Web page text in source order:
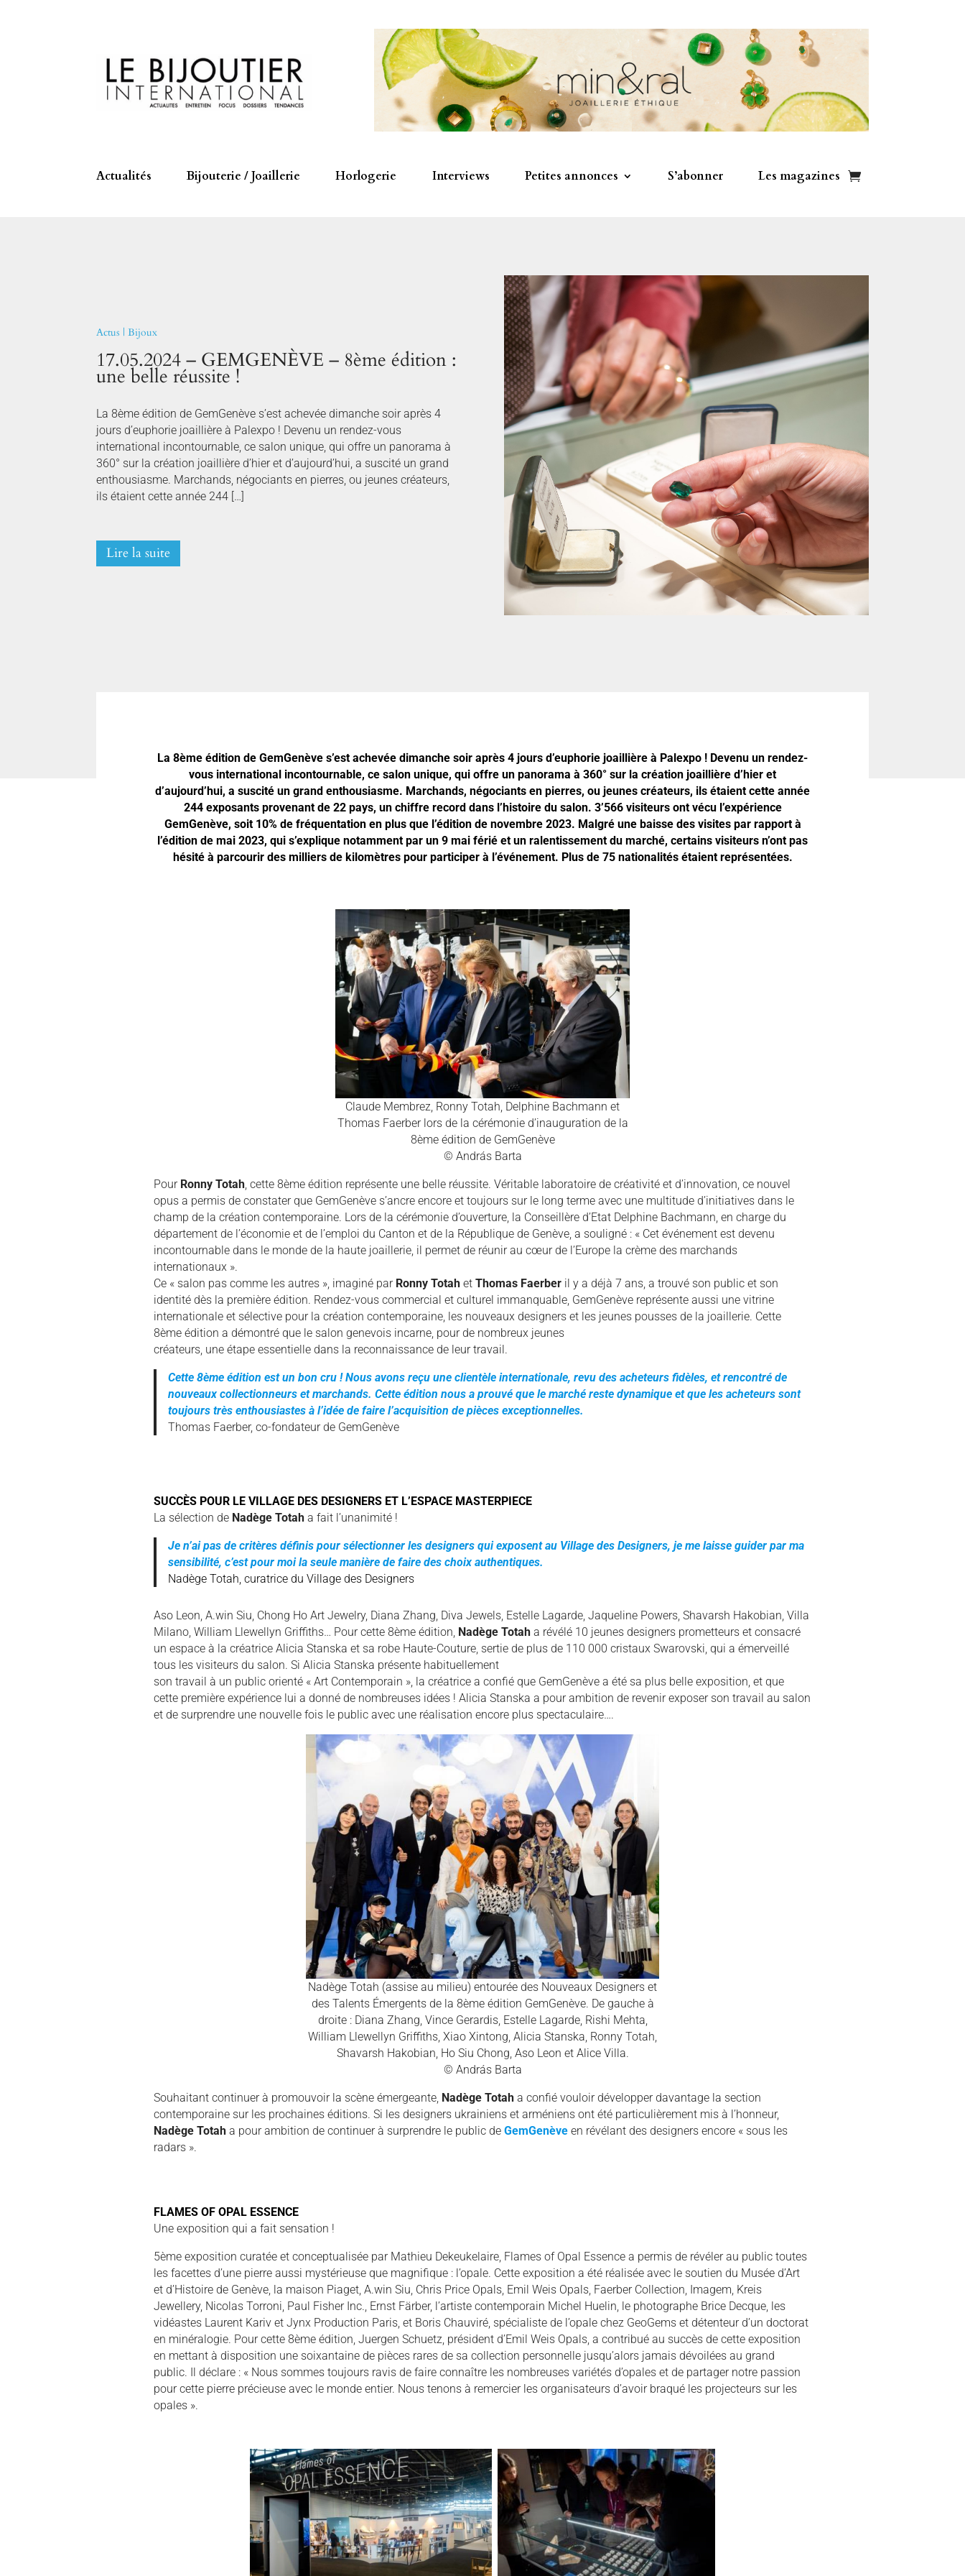
Actualités Bijouterie / Joaillerie Horlogerie Interviews Petites annonces S’abonner Les magazines
Actus |Bijoux
17.05.2024 – GEMGENÈVE – 8ème édition :
une belle réussite !
La 8ème édition de GemGenève s’est achevée dimanche soir après 4
jours d’euphorie joaillière à Palexpo ! Devenu un rendez-vous
international incontournable, ce salon unique, qui offre un panorama à
360° sur la création joaillière d’hier et d’aujourd’hui, a suscité un grand
enthousiasme. Marchands, négociants en pierres, ou jeunes créateurs,
ils étaient cette année 244 […]
Lire la suite
La 8ème édition de GemGenève s’est achevée dimanche soir après 4 jours d’euphorie joaillière à Palexpo ! Devenu un rendez-
vous international incontournable, ce salon unique, qui offre un panorama à 360° sur la création joaillière d’hier et
d’aujourd’hui, a suscité un grand enthousiasme. Marchands, négociants en pierres, ou jeunes créateurs, ils étaient cette année
244 exposants provenant de 22 pays, un chiffre record dans l’histoire du salon. 3’566 visiteurs ont vécu l’expérience
GemGenève, soit 10% de fréquentation en plus que l’édition de novembre 2023. Malgré une baisse des visites par rapport à
l’édition de mai 2023, qui s’explique notamment par un 9 mai férié et un ralentissement du marché, certains visiteurs n’ont pas
hésité à parcourir des milliers de kilomètres pour participer à l’événement. Plus de 75 nationalités étaient représentées.
Claude Membrez, Ronny Totah, Delphine Bachmann et
Thomas Faerber lors de la cérémonie d’inauguration de la
8ème édition de GemGenève
© András Barta
Pour Ronny Totah, cette 8ème édition représente une belle réussite. Véritable laboratoire de créativité et d’innovation, ce nouvel
opus a permis de constater que GemGenève s’ancre encore et toujours sur le long terme avec une multitude d’initiatives dans le
champ de la création contemporaine. Lors de la cérémonie d’ouverture, la Conseillère d’Etat Delphine Bachmann, en charge du
département de l’économie et de l’emploi du Canton et de la République de Genève, a souligné : « Cet événement est devenu
incontournable dans le monde de la haute joaillerie, il permet de réunir au cœur de l’Europe la crème des marchands
internationaux ».
Ce « salon pas comme les autres », imaginé par Ronny Totah etThomas Faerber il y a déjà 7 ans, a trouvé son public et son
identité dès la première édition. Rendez-vous commercial et culturel immanquable, GemGenève représente aussi une vitrine
internationale et sélective pour la création contemporaine, les nouveaux designers et les jeunes pousses de la joaillerie. Cette
8ème édition a démontré que le salon genevois incarne, pour de nombreux jeunes
créateurs, une étape essentielle dans la reconnaissance de leur travail.
Cette 8ème édition est un bon cru ! Nous avons reçu une clientèle internationale, revu des acheteurs fidèles, et rencontré de
nouveaux collectionneurs et marchands. Cette édition nous a prouvé que le marché reste dynamique et que les acheteurs sont
toujours très enthousiastes à l’idée de faire l’acquisition de pièces exceptionnelles.
Thomas Faerber, co-fondateur de GemGenève
SUCCÈS POUR LE VILLAGE DES DESIGNERS ET L’ESPACE MASTERPIECE
La sélection de Nadège Totah a fait l’unanimité !
Je n’ai pas de critères définis pour sélectionner les designers qui exposent au Village des Designers, je me laisse guider par ma
sensibilité, c’est pour moi la seule manière de faire des choix authentiques.
Nadège Totah, curatrice du Village des Designers
Aso Leon, A.win Siu, Chong Ho Art Jewelry, Diana Zhang, Diva Jewels, Estelle Lagarde, Jaqueline Powers, Shavarsh Hakobian, Villa
Milano, William Llewellyn Griffiths… Pour cette 8ème édition, Nadège Totah a révélé 10 jeunes designers prometteurs et consacré
un espace à la créatrice Alicia Stanska et sa robe Haute-Couture, sertie de plus de 110 000 cristaux Swarovski, qui a émerveillé
tous les visiteurs du salon. Si Alicia Stanska présente habituellement
son travail à un public orienté « Art Contemporain », la créatrice a confié que GemGenève a été sa plus belle exposition, et que
cette première expérience lui a donné de nombreuses idées ! Alicia Stanska a pour ambition de revenir exposer son travail au salon
et de surprendre une nouvelle fois le public avec une réalisation encore plus spectaculaire….
Nadège Totah (assise au milieu) entourée des Nouveaux Designers et
des Talents Émergents de la 8ème édition GemGenève. De gauche à
droite : Diana Zhang, Vince Gerardis, Estelle Lagarde, Rishi Mehta,
William Llewellyn Griffiths, Xiao Xintong, Alicia Stanska, Ronny Totah,
Shavarsh Hakobian, Ho Siu Chong, Aso Leon et Alice Villa.
© András Barta
Souhaitant continuer à promouvoir la scène émergeante, Nadège Totah a confié vouloir développer davantage la section
contemporaine sur les prochaines éditions. Si les designers ukrainiens et arméniens ont été particulièrement mis à l’honneur,
Nadège Totah a pour ambition de continuer à surprendre le public deGemGenève en révélant des designers encore « sous les
radars ».
FLAMES OF OPAL ESSENCE
Une exposition qui a fait sensation !
5ème exposition curatée et conceptualisée par Mathieu Dekeukelaire, Flames of Opal Essence a permis de révéler au public toutes
les facettes d’une pierre aussi mystérieuse que magnifique : l’opale. Cette exposition a été réalisée avec le soutien du Musée d’Art
et d’Histoire de Genève, la maison Piaget, A.win Siu, Chris Price Opals, Emil Weis Opals, Faerber Collection, Imagem, Kreis
Jewellery, Nicolas Torroni, Paul Fisher Inc., Ernst Färber, l’artiste contemporain Michel Huelin, le photographe Brice Decque, les
vidéastes Laurent Kariv et Jynx Production Paris, et Boris Chauviré, spécialiste de l’opale chez GeoGems et détenteur d’un doctorat
en minéralogie. Pour cette 8ème édition, Juergen Schuetz, président d’Emil Weis Opals, a contribué au succès de cette exposition
en mettant à disposition une soixantaine de pièces rares de sa collection personnelle jusqu’alors jamais dévoilées au grand
public. Il déclare : « Nous sommes toujours ravis de faire connaître les nombreuses variétés d’opales et de partager notre passion
pour cette pierre précieuse avec le monde entier. Nous tenons à remercier les organisateurs d’avoir braqué les projecteurs sur les
opales ».